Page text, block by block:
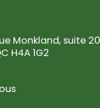
Monkland, suite
H4A 1G2